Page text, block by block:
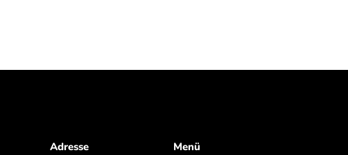
Adresse Menü